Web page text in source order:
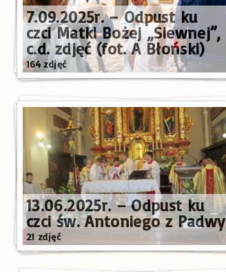
7.09.2025r. – Odpust ku
czci Matki Bożej „Siewnej”,
c.d. zdjęć (fot. A Błoński)
164 zdjęć
13.06.2025r. – Odpust ku
czci św. Antoniego z Padwy
21 zdjęć